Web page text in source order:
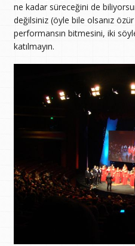
ne kadar süreceğini de
değilsiniz (öyle bile olsanız
performansın bitmesini, iki
katılmayın.